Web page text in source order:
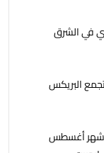
100 رئيس تنفيذي في الشرق
البريكس
شهر أغسطس